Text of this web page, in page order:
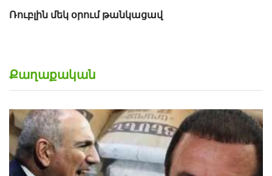
Ռուբլին մեկ օրում թանկացավ
Քաղաքական